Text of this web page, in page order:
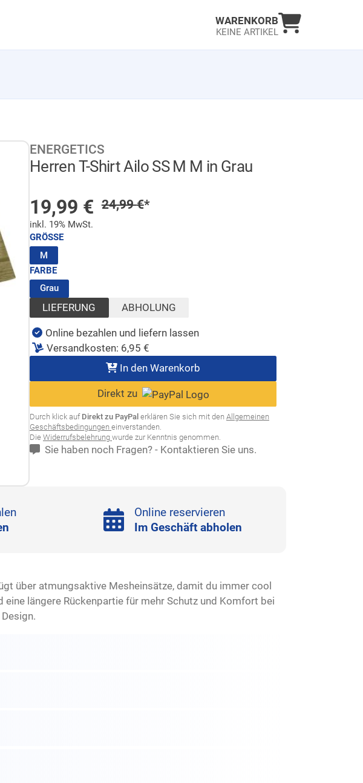
WARENKORB
KEINE ARTIKEL
Warenkorb
ENERGETICS
Herren T-Shirt Ailo SS M M in Grau
Sonderpreis
19,99 € Regulärer Preis
24,99€*
inkl. 19% MwSt.
GRÖSSE
M
FARBE
Grau(ausgewählt)
LIEFERUNG ABHOLUNG
Online bezahlen und liefern lassen
Versandkosten: 6,95 €
In den Warenkorb
Direkt zu
Durch klick auf Direkt zu PayPal erklären Sie sich mit den Allgemeinen
Geschäftsbedingungen einverstanden.
Die Widerrufsbelehrung wurde zur Kenntnis genommen.
Sie haben noch Fragen? - Kontaktieren Sie uns.
Online reservieren
Im Geschäft abholen
über atmungsaktive Mesheinsätze, damit du immer cool
längere Rückenpartie für mehr Schutz und Komfort bei